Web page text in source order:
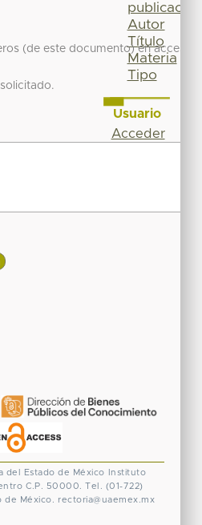
(de este documento) en acceso
publicación
Autor
Título
Materia
Tipo
Usuario
Acceder
del Estado de México
Instituto
C.P. 50000. Tel. (01-722)
de México. rectoria@uaemex.mx